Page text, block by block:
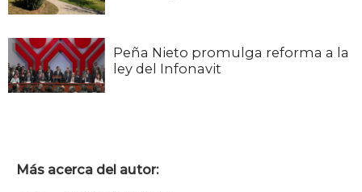
Peña Nieto promulga reforma a la
ley del Infonavit
Más acerca del autor: